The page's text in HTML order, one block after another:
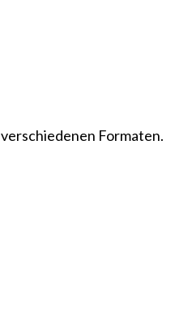
verschiedenen Formaten.